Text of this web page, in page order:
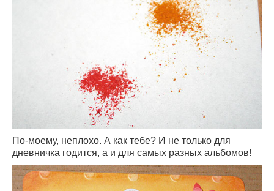
По-моему, неплохо. А как тебе? И не только для
дневничка годится, а и для самых разных альбомов!